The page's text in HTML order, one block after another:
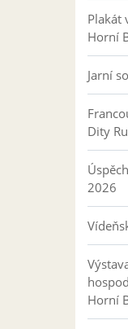
Plakát
Horní
Jarní
Dity
2026
Horní